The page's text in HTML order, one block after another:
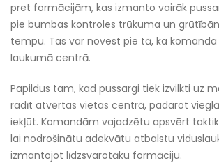
pret formācijām, kas izmanto vairāk
pie bumbas kontroles trūkuma un
tempu. Tas var novest pie tā, ka
laukumā centrā.
Papildus tam, kad pussargi tiek izvilkti uz
radīt atvērtas vietas centrā, padarot
iekļūt. Komandām vajadzētu apsvērt
lai nodrošinātu adekvātu atbalstu
izmantojot līdzsvarotāku formāciju.